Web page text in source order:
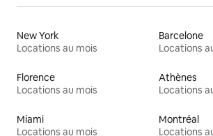
New York
Locations au mois
Barcelone
Locations
Florence
Locations au mois
Athènes
Locations
Miami
Locations au mois
Montréal
Locations